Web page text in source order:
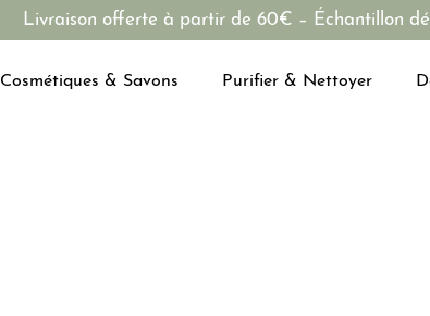
Livraison offerte à partir de 60€ – Échantillon
Cosmétiques & Savons Purifier & Nettoyer